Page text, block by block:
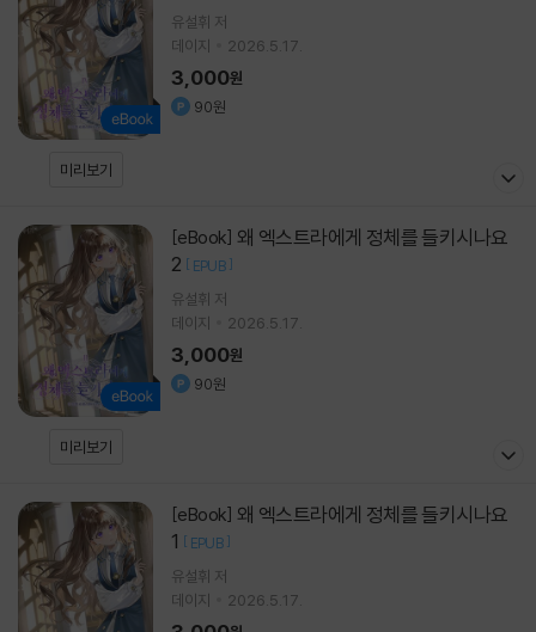
미리보기
유설휘 저
데이지
2026.5.17.
3,000원
90원
미리보기
[eBook]
2 [ EPUB ]
유설휘 저
데이지
2026.5.17.
3,000원
90원
[eBook]
1 [ EPUB ]
유설휘 저
데이지
2026.5.17.